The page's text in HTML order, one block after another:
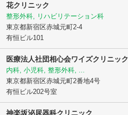
花クリニック
整形外科, リハビリテーション科
東京都新宿区赤城元町2-4
有恒ビル101
医療法人社団相心会ワイズクリニック
内科, 小児科, 整形外科, ...
東京都新宿区赤城元町2番地4号
有恒ビル202号室
神楽坂泌尿器科クリニック